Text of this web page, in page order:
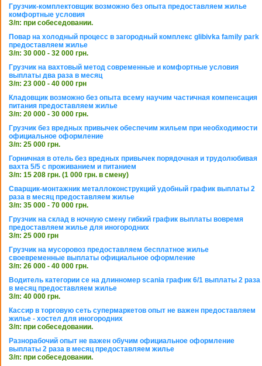
Грузчик-комплектовщик возможно без опыта предоставляем жилье
комфортные условия
З/п: при собеседовании.
Повар на холодный процесс в загородный комплекс glibivka family park
предоставляем жилье
З/п: 30 000 - 32 000 грн.
Грузчик на вахтовый метод современные и комфортные условия
выплаты два раза в месяц
З/п: 23 000 - 40 000 грн
Кладовщик возможно без опыта всему научим частичная компенсация
питания предоставляем жилье
З/п: 20 000 - 30 000 грн.
Грузчик без вредных привычек обеспечим жильем при необходимости
официальное оформление
З/п: 25 000 грн.
Горничная в отель без вредных привычек порядочная и трудолюбивая
вахта 5/5 с проживанием и питанием
З/п: 15 208 грн. (1 000 грн. в смену)
Сварщик-монтажник металлоконструкций удобный график выплаты 2
раза в месяц предоставляем жилье
З/п: 35 000 - 70 000 грн.
Грузчик на склад в ночную смену гибкий график выплаты вовремя
предоставляем жилье для иногородних
З/п: 25 000 грн
Грузчик на мусоровоз предоставляем бесплатное жилье
своевременные выплаты официальное оформление
З/п: 26 000 - 40 000 грн.
Водитель категории се на длинномер scania график 6/1 выплаты 2 раза
в месяц предоставляем жилье
З/п: 40 000 грн.
Кассир в торговую сеть супермаркетов опыт не важен предоставляем
жилье - хостел для иногородних
З/п: при собеседовании.
Разнорабочий опыт не важен обучим официальное оформление
выплаты 2 раза в месяц предоставляем жилье
З/п: при собеседовании.